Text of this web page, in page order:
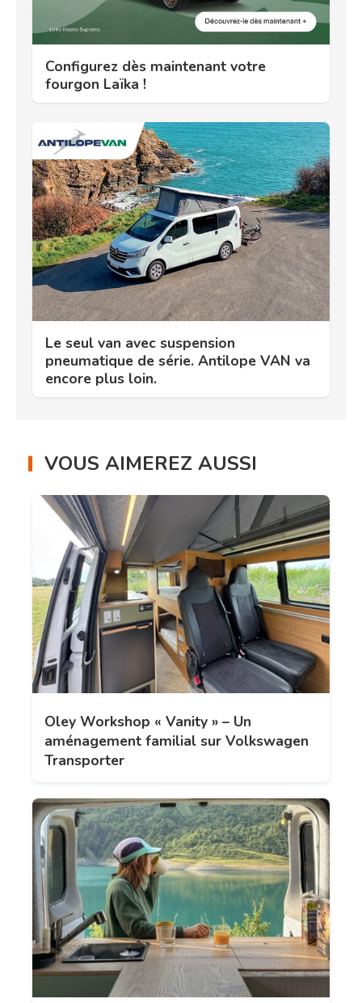
Configurez dès maintenant votre
fourgon Laïka !
Le seul van avec suspension
pneumatique de série. Antilope VAN va
encore plus loin.
VOUS AIMEREZ AUSSI
Oley Workshop « Vanity » – Un
aménagement familial sur Volkswagen
Transporter